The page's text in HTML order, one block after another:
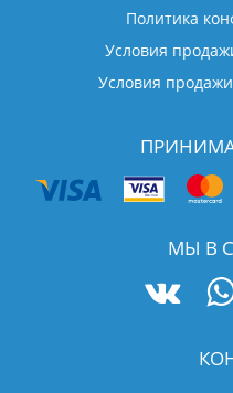
Политика
Условия
Условия
МЫ В